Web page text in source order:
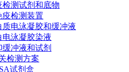
检测试剂和底物
疫检测装置
质电泳凝胶和缓冲液
电泳凝胶染液
缓冲液和试剂
检测方案
试剂盒